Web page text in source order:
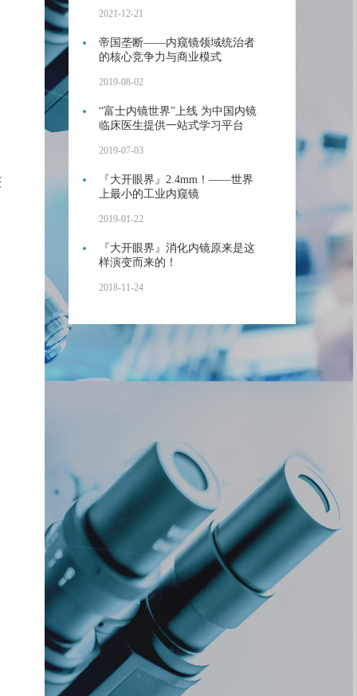
2021-12-21
帝国垄断——内窥镜领域统治者
的核心竞争力与商业模式
2019-08-02
“富士内镜世界”上线 为中国内镜
临床医生提供一站式学习平台
2019-07-03
『大开眼界』2.4mm！——世界
上最小的工业内窥镜
2019-01-22
『大开眼界』消化内镜原来是这
样演变而来的！
2018-11-24